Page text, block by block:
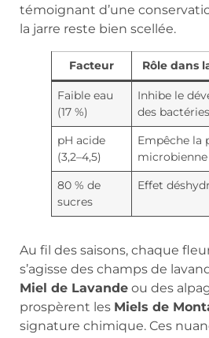
témoignant d’une
la jarre reste bien scellée.
Facteur Rôle dans
Faible eau
(17 %)
Inhibe le
des bactéries
pH acide
(3,2–4,5)
Empêche la
microbienne
80 % de
sucres
Effet
Au fil des saisons, chaque
s’agisse des champs de
Miel de Lavande ou des
prospèrent les Miels de
signature chimique. Ces